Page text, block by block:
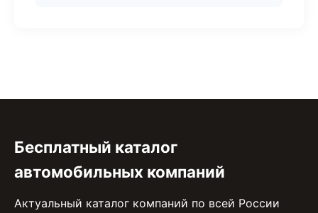
Бесплатный каталог
автомобильных компаний
Актуальный каталог компаний по всей России